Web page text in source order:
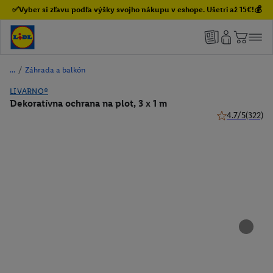
✅Vyber si zľavu podľa výšky svojho nákupu v eshope. Ušetri až 15€!💰
/ Záhrada a balkón
LIVARNO®
Dekoratívna ochrana na plot, 3 x 1 m
4.7/5(322)